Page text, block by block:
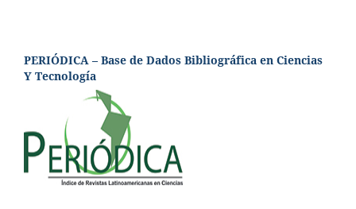
PERIÓDICA – Base de Dados Bibliográfica en Ciencias
Y Tecnología